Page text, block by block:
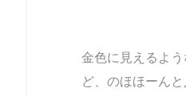
金色に見えるよ
ど、のほほーんと